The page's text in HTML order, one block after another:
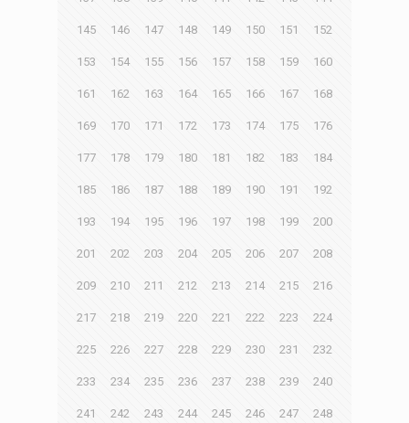
145 146 147 148 149 150 151 152
153 154 155 156 157 158 159 160
161 162 163 164 165 166 167 168
169 170 171 172 173 174 175 176
177 178 179 180 181 182 183 184
185 186 187 188 189 190 191 192
193 194 195 196 197 198 199 200
201 202 203 204 205 206 207 208
209 210 211 212 213 214 215 216
217 218 219 220 221 222 223 224
225 226 227 228 229 230 231 232
233 234 235 236 237 238 239 240
241 242 243 244 245 246 247 248